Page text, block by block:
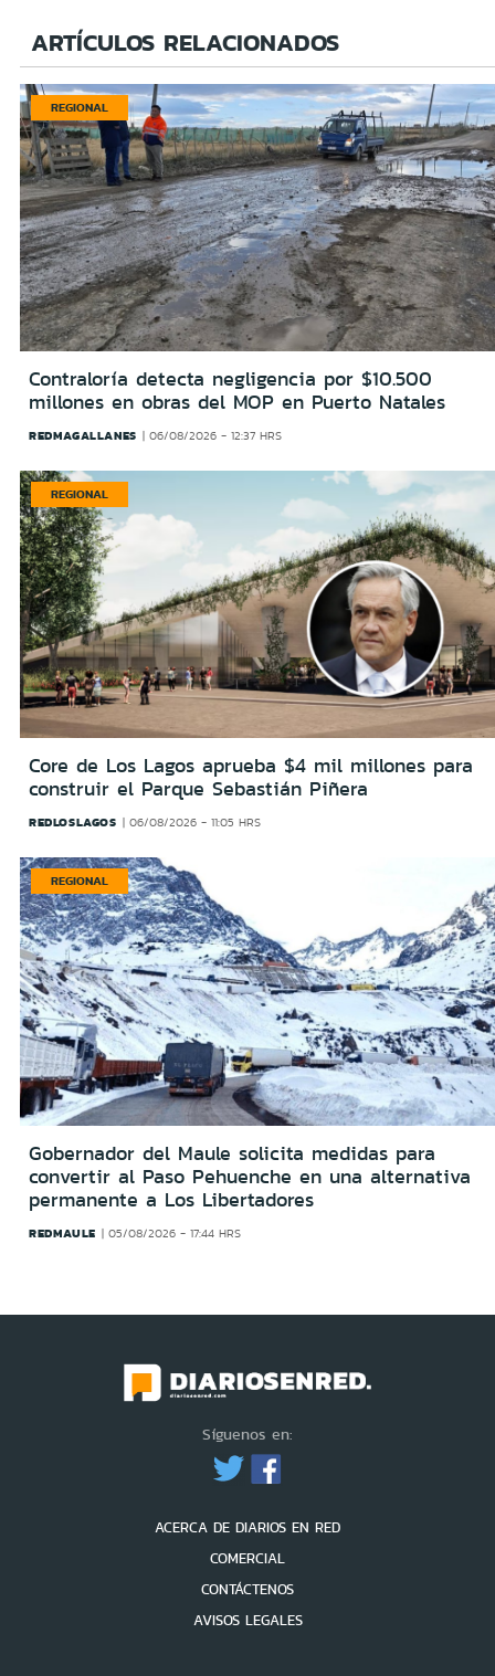
ARTÍCULOS RELACIONADOS
REGIONAL
Contraloría detecta negligencia por $10.500
millones en obras del MOP en Puerto Natales
REDMAGALLANES 06/08/2026 - 12:37 HRS
REGIONAL
Core de Los Lagos aprueba $4 mil millones para
construir el Parque Sebastián Piñera
REDLOSLAGOS 06/08/2026 - 11:05 HRS
REGIONAL
Gobernador del Maule solicita medidas para
convertir al Paso Pehuenche en una alternativa
permanente a Los Libertadores
REDMAULE 05/08/2026 - 17:44 HRS
Síguenos en:
ACERCA DE DIARIOS EN RED
COMERCIAL
CONTÁCTENOS
AVISOS LEGALES